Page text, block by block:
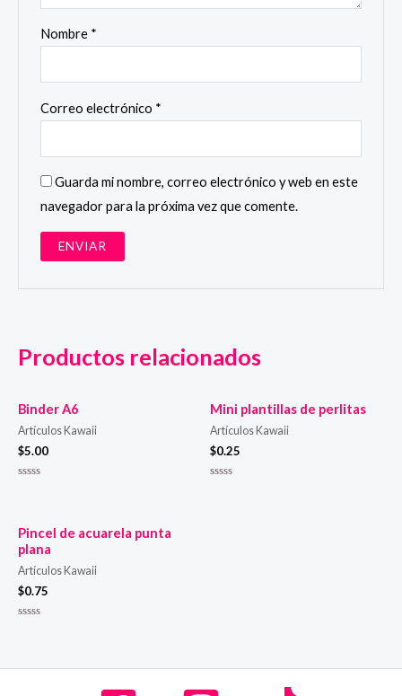
Nombre *
Correo electrónico *
Guarda mi nombre, correo electrónico y web en este
navegador para la próxima vez que comente.
Productos relacionados
Binder A6
Artículos Kawaii
$5.00
5
Mini plantillas de perlitas
Artículos Kawaii
$0.25
Pincel de acuarela punta
plana
Artículos Kawaii
$0.75
5